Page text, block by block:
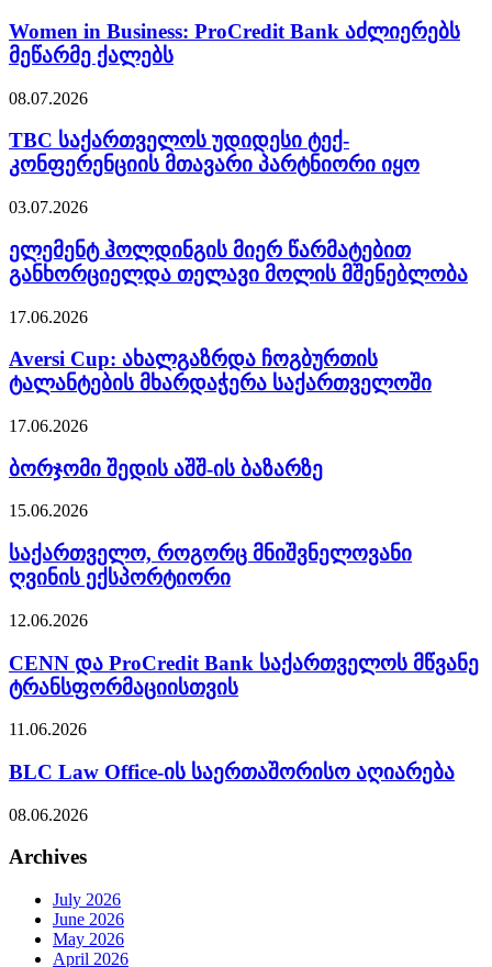
Women in Business: ProCredit Bank აძლიერებს
მეწარმე ქალებს
08.07.2026
TBC საქართველოს უდიდესი ტექ-
კონფერენციის მთავარი პარტნიორი იყო
03.07.2026
ელემენტ ჰოლდინგის მიერ წარმატებით
განხორციელდა თელავი მოლის მშენებლობა
17.06.2026
Aversi Cup: ახალგაზრდა ჩოგბურთის
ტალანტების მხარდაჭერა საქართველოში
17.06.2026
ბორჯომი შედის აშშ-ის ბაზარზე
15.06.2026
საქართველო, როგორც მნიშვნელოვანი
ღვინის ექსპორტიორი
12.06.2026
CENN და ProCredit Bank საქართველოს მწვანე
ტრანსფორმაციისთვის
11.06.2026
BLC Law Office-ის საერთაშორისო აღიარება
08.06.2026
Archives
July 2026
June 2026
May 2026
April 2026